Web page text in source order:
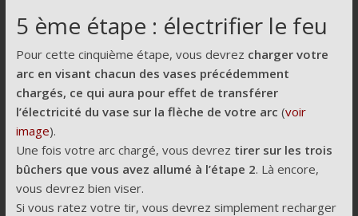
5 ème étape : électrifier le feu
Pour cette cinquième étape, vous devrez charger votre
arc en visant chacun des vases précédemment
chargés, ce qui aura pour effet de transférer
l’électricité du vase sur la flèche de votre arc (voir
image).
Une fois votre arc chargé, vous devrez tirer sur les trois
bûchers que vous avez allumé à l’étape 2. Là encore,
vous devrez bien viser.
Si vous ratez votre tir, vous devrez simplement recharger